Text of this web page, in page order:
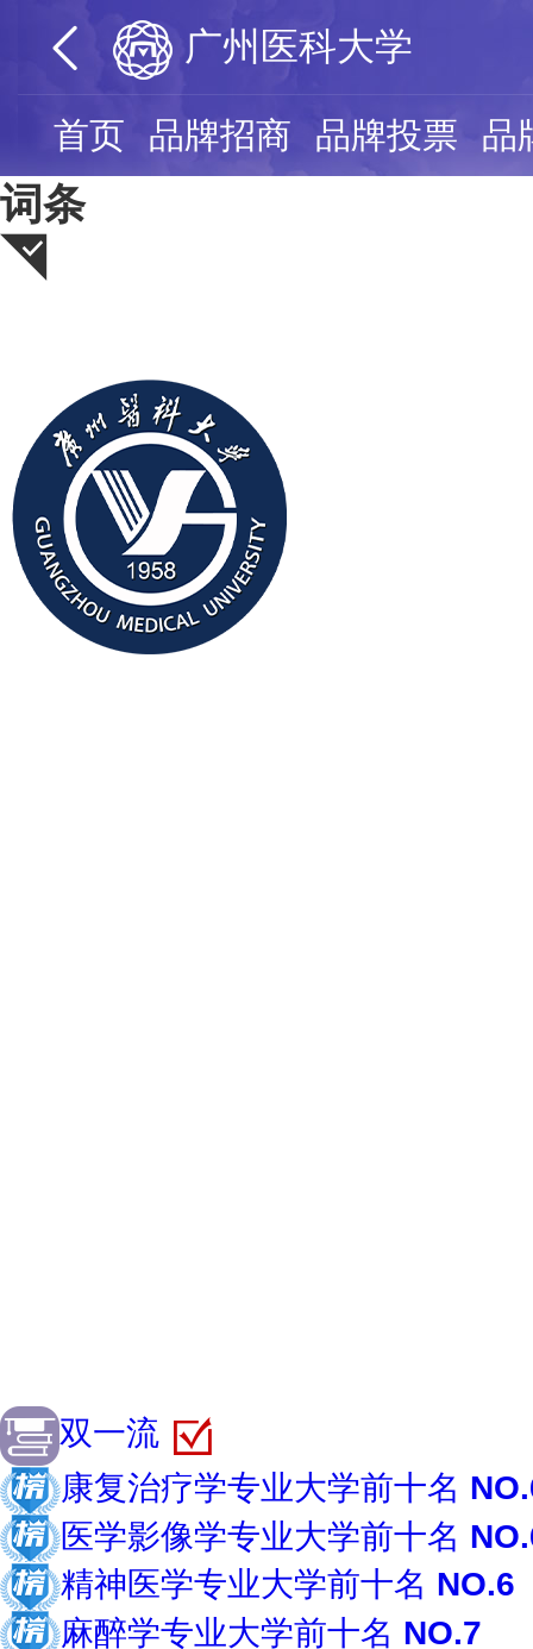
广州医科大学
首页 品牌招商 品牌投票 品
词条
双一流
康复治疗学专业大学前十名
医学影像学专业大学前十名
精神医学专业大学前十名 NO.6
麻醉学专业大学前十名 NO.7